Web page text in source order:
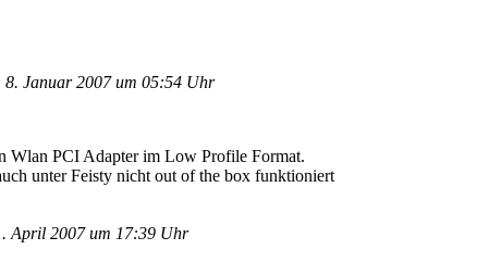
8. Januar 2007 um 05:54 Uhr
Wlan PCI Adapter im Low Profile Format.
unter Feisty nicht out of the box funktioniert
April 2007 um 17:39 Uhr